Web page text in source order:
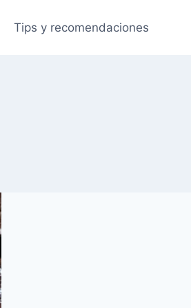
Tips y recomendaciones